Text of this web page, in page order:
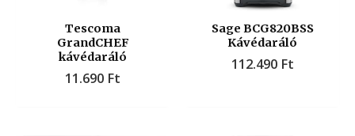
Tescoma
GrandCHEF
kávédaráló
11.690 Ft
Sage BCG820BSS
Kávédaráló
112.490 Ft